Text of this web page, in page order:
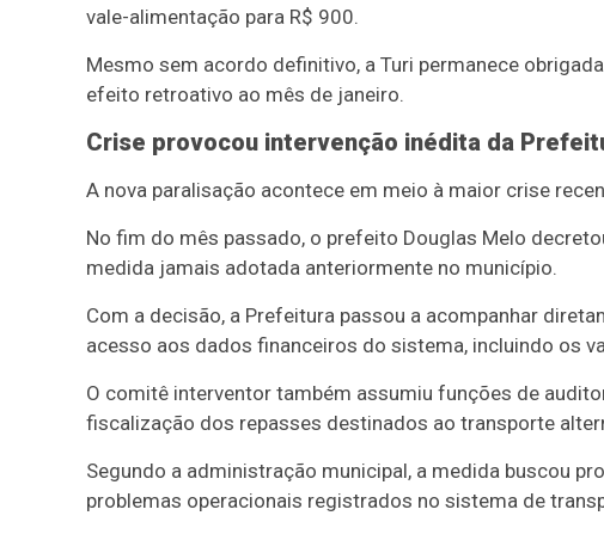
vale-alimentação para R$ 900.
Mesmo sem acordo definitivo, a Turi permanece
efeito retroativo ao mês de janeiro.
Crise provocou intervenção inédita da
A nova paralisação acontece em meio à maior crise
No fim do mês passado, o prefeito Douglas Melo
medida jamais adotada anteriormente no município.
Com a decisão, a Prefeitura passou a acompanhar
acesso aos dados financeiros do sistema, incluindo os
O comitê interventor também assumiu funções de
fiscalização dos repasses destinados ao transporte
Segundo a administração municipal, a medida buscou
problemas operacionais registrados no sistema de